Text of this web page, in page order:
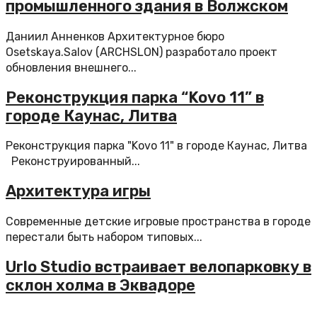
промышленного здания в Волжском
Даниил Анненков Архитектурное бюро
Osetskaya.Salov (ARCHSLON) разработало проект
обновления внешнего...
Реконструкция парка “Kovo 11” в
городе Каунас, Литва
Реконструкция парка "Kovo 11" в городе Каунас, Литва
Реконструированный...
Архитектура игры
Современные детские игровые пространства в городе
перестали быть набором типовых...
Urlo Studio встраивает велопарковку в
склон холма в Эквадоре